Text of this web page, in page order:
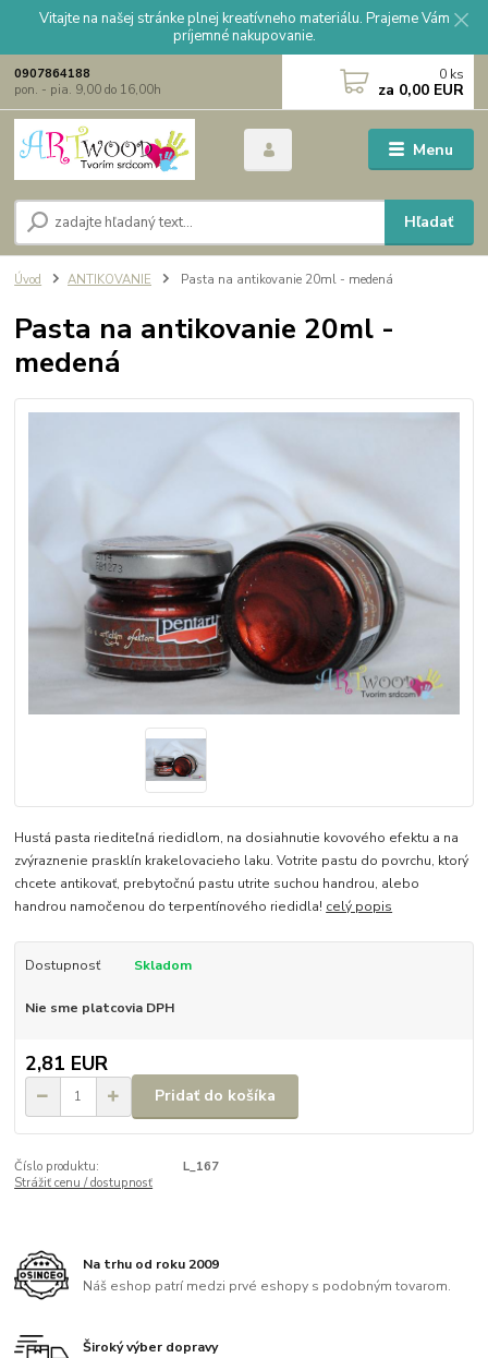
Vitajte na našej stránke plnej kreatívneho materiálu. Prajeme Vám
príjemné nakupovanie.
Menu
Hľadať
0907864188
pon. - pia. 9,00 do 16,00h
0 ks
za 0,00 EUR
Úvod ANTIKOVANIE Pasta na antikovanie 20ml - medená
Pasta na antikovanie 20ml -
medená
Hustá pasta riediteľná riedidlom, na dosiahnutie kovového efektu a na
zvýraznenie prasklín krakelovacieho laku. Votrite pastu do povrchu, ktorý
chcete antikovať, prebytočnú pastu utrite suchou handrou, alebo
handrou namočenou do terpentínového riedidla! celý popis
Dostupnosť Skladom
Nie sme platcovia DPH
2,81 EUR
Pridať do košíka
Číslo produktu:
L_167
Strážiť cenu / dostupnosť
Na trhu od roku 2009
Náš eshop patrí medzi prvé eshopy s podobným tovarom.
Široký výber dopravy